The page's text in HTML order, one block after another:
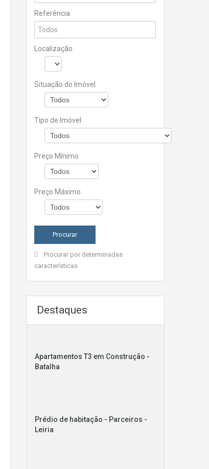
Referência
Localização
Situação do Imóvel
Tipo de Imóvel
Preço Mínimo
Preço Máximo
Procurar por determinadas
características
Destaques
Apartamentos T3 em Construção -
Batalha
Prédio de habitação - Parceiros -
Leiria